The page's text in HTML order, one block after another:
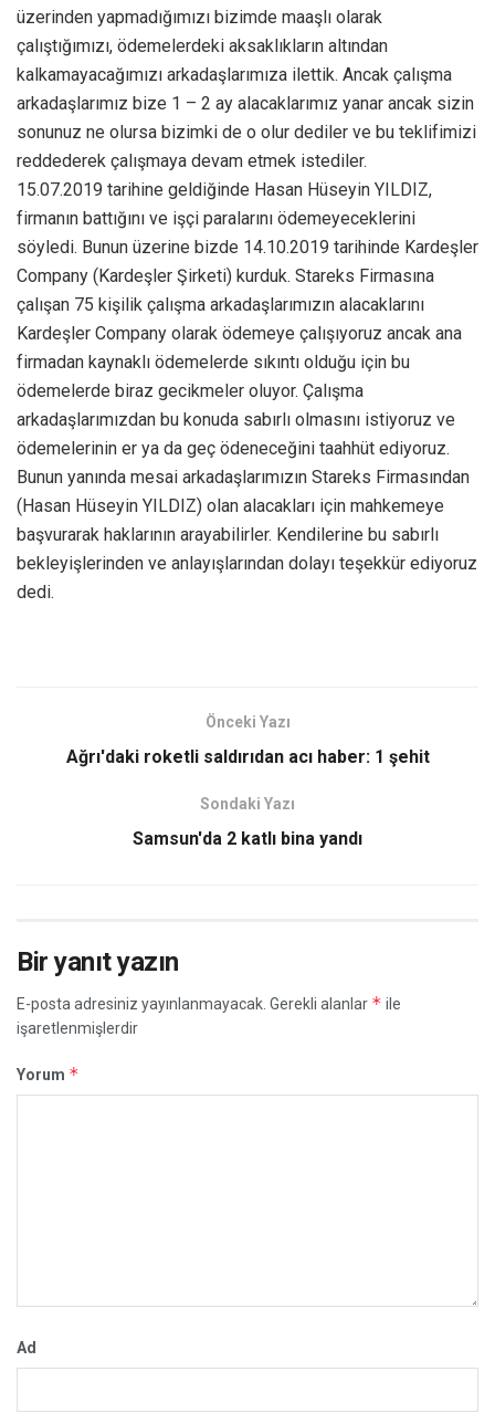
üzerinden yapmadığımızı bizimde maaşlı olarak
çalıştığımızı, ödemelerdeki aksaklıkların altından
kalkamayacağımızı arkadaşlarımıza ilettik. Ancak çalışma
arkadaşlarımız bize 1 – 2 ay alacaklarımız yanar ancak sizin
sonunuz ne olursa bizimki de o olur dediler ve bu teklifimizi
reddederek çalışmaya devam etmek istediler.
15.07.2019 tarihine geldiğinde Hasan Hüseyin YILDIZ,
firmanın battığını ve işçi paralarını ödemeyeceklerini
söyledi. Bunun üzerine bizde 14.10.2019 tarihinde Kardeşler
Company (Kardeşler Şirketi) kurduk. Stareks Firmasına
çalışan 75 kişilik çalışma arkadaşlarımızın alacaklarını
Kardeşler Company olarak ödemeye çalışıyoruz ancak ana
firmadan kaynaklı ödemelerde sıkıntı olduğu için bu
ödemelerde biraz gecikmeler oluyor. Çalışma
arkadaşlarımızdan bu konuda sabırlı olmasını istiyoruz ve
ödemelerinin er ya da geç ödeneceğini taahhüt ediyoruz.
Bunun yanında mesai arkadaşlarımızın Stareks Firmasından
(Hasan Hüseyin YILDIZ) olan alacakları için mahkemeye
başvurarak haklarının arayabilirler. Kendilerine bu sabırlı
bekleyişlerinden ve anlayışlarından dolayı teşekkür ediyoruz
dedi.
Önceki Yazı
Ağrı'daki roketli saldırıdan acı haber: 1 şehit
Sondaki Yazı
Samsun'da 2 katlı bina yandı
Bir yanıt yazın
E-posta adresiniz yayınlanmayacak. Gerekli alanlar * ile
işaretlenmişlerdir
Yorum *
Ad